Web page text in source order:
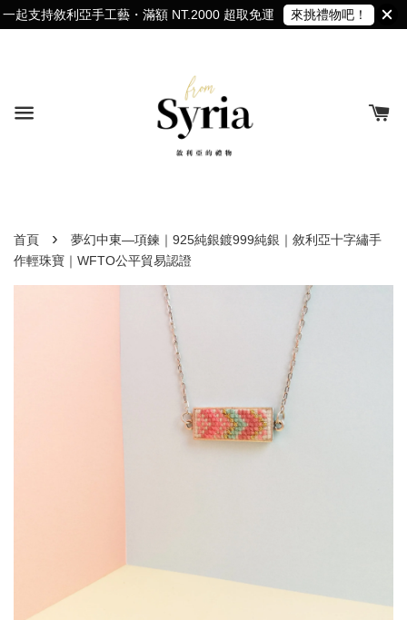
一起支持敘利亞手工藝・滿額 NT.2000 超取免運 來挑禮物吧！
首頁 ›
夢幻中東—項鍊｜925純銀鍍999純銀｜敘利亞十字繡手
作輕珠寶｜WFTO公平貿易認證